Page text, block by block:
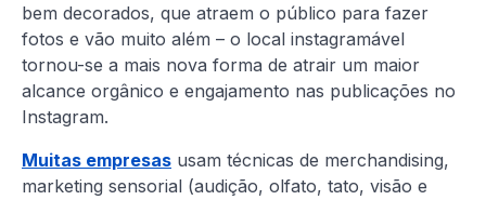
bem decorados, que atraem o público para fazer
fotos e vão muito além – o local instagramável
tornou-se a mais nova forma de atrair um maior
alcance orgânico e engajamento nas publicações no
Instagram.
Muitas empresas usam técnicas de merchandising,
marketing sensorial (audição, olfato, tato, visão e